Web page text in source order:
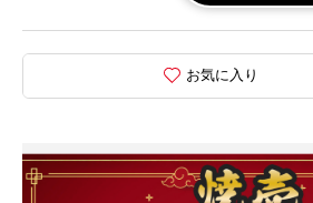
お気に入り